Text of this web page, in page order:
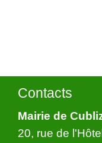
Contacts
Mairie de
20, rue de